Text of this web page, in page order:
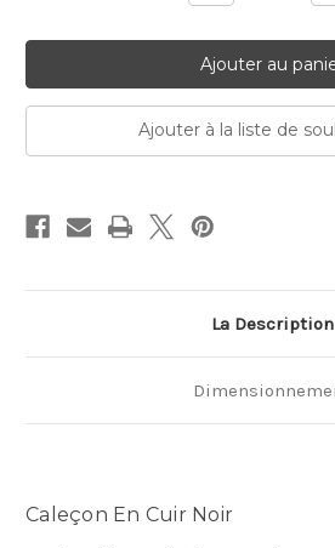
Ajouter à la liste de
La Description
Caleçon En Cuir Noir